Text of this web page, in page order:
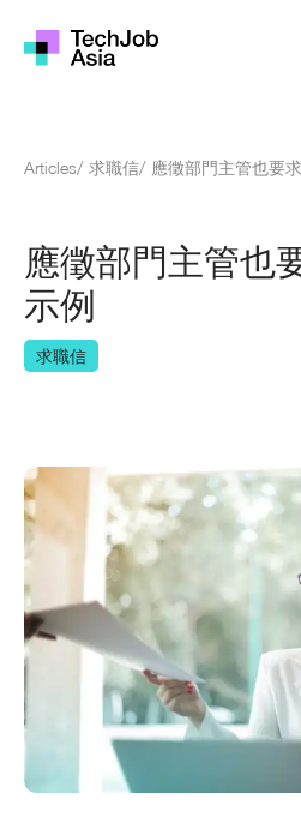
Articles/ 求職信/ 應徵部門主管也要
應徵部門主管也
示例
求職信